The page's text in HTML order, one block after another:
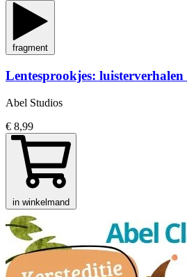
fragment
Lentesprookjes:
Abel Studios
€ 8,99
in winkelmand